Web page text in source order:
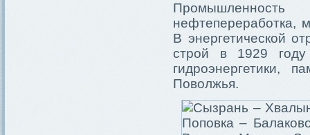
нефтепереработка,
В энергетической
строй в 1929
гидроэнергетики,
Поволжья.